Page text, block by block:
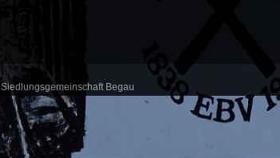
Siedlungsgemeinschaft Begau